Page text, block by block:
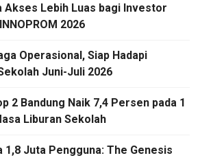
Akses Lebih Luas bagi Investor
2026
Operasional, Siap Hadapi
Juni-Juli 2026
2 Bandung Naik 7,4 Persen pada 1
Liburan Sekolah
1,8 Juta Pengguna: The Genesis